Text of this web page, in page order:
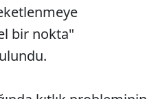
bir nokta"